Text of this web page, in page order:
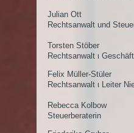
Julian Ott
Rechtsanwalt und
Torsten Stöber
Rechtsanwalt ι
Felix Müller-Stüler
Rechtsanwalt ι Leiter
Rebecca Kolbow
Steuerberaterin